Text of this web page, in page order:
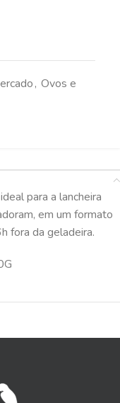
, Ovos e
para a lancheira
em um formato
fora da geladeira.